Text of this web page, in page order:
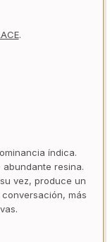
.
índica.
resina.
vez, produce un
más